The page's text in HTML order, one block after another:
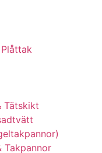
Tätskikt
Takpannor